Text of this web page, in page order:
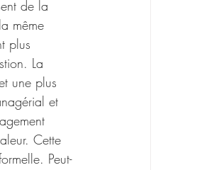
de la
même
plus
La
une plus
et
Cette
Peut-